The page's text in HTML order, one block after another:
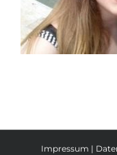
Impressum |